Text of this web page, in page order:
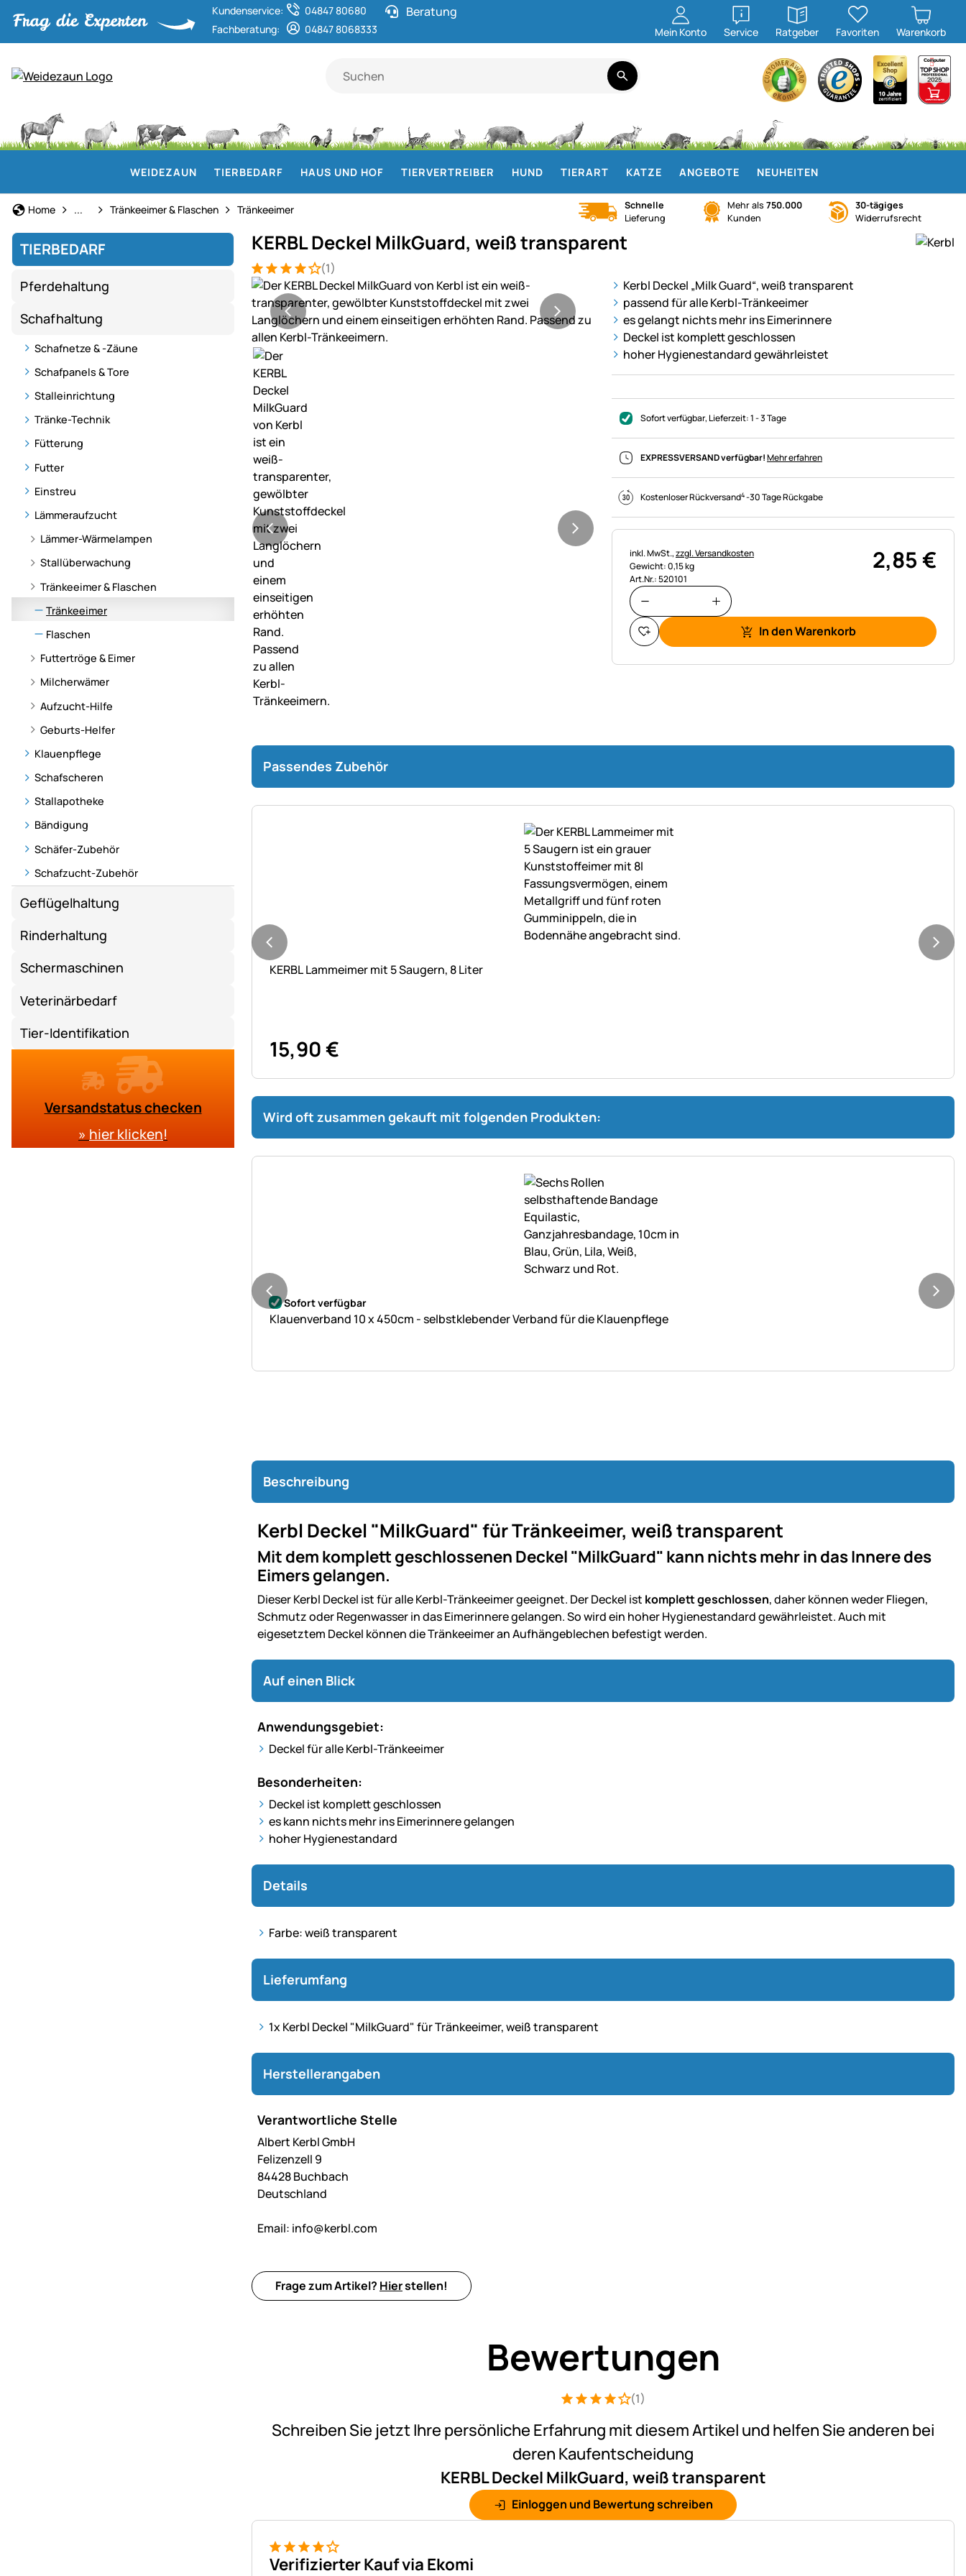
Kundenservice:
04847 80680
Fachberatung:
04847 8068333
Beratung
Mein Konto Service
öffnen
Ratgeber
öffnen
Favoriten Warenkorb
WEIDEZAUN TIERBEDARF HAUS UND HOF TIERVERTREIBER HUND TIERART KATZE ANGEBOTE NEUHEITEN
Home Lämmeraufzucht
... Tränkeeimer & Flaschen Tränkeeimer
Schnelle
Lieferung
Mehr als 750.000
Kunden
30-tägiges
Widerrufsrecht
TIERBEDARF
Pferdehaltung
Schafhaltung
Schafnetze & -Zäune
Schafpanels & Tore
Stalleinrichtung
Tränke-Technik
Fütterung
Futter
Einstreu
Lämmeraufzucht
Lämmer-Wärmelampen
Stallüberwachung
Tränkeeimer & Flaschen
Tränkeeimer
Flaschen
Futtertröge & Eimer
Milcherwämer
Aufzucht-Hilfe
Geburts-Helfer
Klauenpflege
Schafscheren
Stallapotheke
Bändigung
Schäfer-Zubehör
Schafzucht-Zubehör
Geflügelhaltung
Rinderhaltung
Schermaschinen
Veterinärbedarf
Tier-Identifikation
Versandstatus checken
» hier klicken!
KERBL Deckel MilkGuard, weiß transparent
Bewertung: 4 von 5 (1 Bewertungen)
1 Bewertung(1)
Produktgalerie
Kerbl Deckel „Milk Guard“, weiß transparent
passend für alle Kerbl-Tränkeeimer
es gelangt nichts mehr ins Eimerinnere
Deckel ist komplett geschlossen
hoher Hygienestandard gewährleistet
Sofort verfügbar, Lieferzeit:1 - 3 Tage
EXPRESSVERSAND verfügbar!Mehr erfahren
Kostenloser Rückversand4-30 Tage Rückgabe
Steuerhinweis:
inkl. MwSt.,zzgl. Versandkosten
Gewicht: 0,15 kg
Art.Nr.: 520101
2,85€
In den Warenkorb
Passendes Zubehör
Noch keine Bewertungen abgegeben
KERBL Lammeimer mit 5 Saugern, 8 Liter
15,90€
Wird oft zusammen gekauft mit folgenden Produkten:
Noch keine Bewertungen abgegeben
Sofort verfügbar
Klauenverband 10 x 450cm - selbstklebender Verband für die Klauenpflege
Beschreibung
Kerbl Deckel "MilkGuard" für Tränkeeimer, weiß transparent
Mit dem komplett geschlossenen Deckel "MilkGuard" kann nichts mehr in das Innere des
Eimers gelangen.
Dieser Kerbl Deckel ist für alle Kerbl-Tränkeeimer geeignet. Der Deckel ist komplett geschlossen, daher können weder Fliegen,
Schmutz oder Regenwasser in das Eimerinnere gelangen. So wird ein hoher Hygienestandard gewährleistet. Auch mit
eigesetztem Deckel können die Tränkeeimer an Aufhängeblechen befestigt werden.
Auf einen Blick
Anwendungsgebiet:
Deckel für alle Kerbl-Tränkeeimer
Besonderheiten:
Deckel ist komplett geschlossen
es kann nichts mehr ins Eimerinnere gelangen
hoher Hygienestandard
Details
Farbe: weiß transparent
Lieferumfang
1x Kerbl Deckel "MilkGuard" für Tränkeeimer, weiß transparent
Herstellerangaben
Verantwortliche Stelle
Albert Kerbl GmbH
Felizenzell 9
84428 Buchbach
Deutschland
Email: info@kerbl.com
Frage zum Artikel? Hierstellen!
Bewertungen
Bewertung: 4 von 5 (1 Bewertungen)
1 Bewertung(1)
Schreiben Sie jetzt Ihre persönliche Erfahrung mit diesem Artikel und helfen Sie anderen bei
deren Kaufentscheidung
KERBL Deckel MilkGuard, weiß transparent
Einloggen und Bewertung schreiben
4 von 5
Verifizierter Kauf via Ekomi